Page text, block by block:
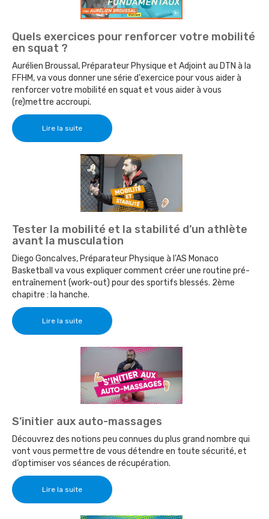
Quels exercices pour renforcer votre mobilité
en squat ?
Aurélien Broussal, Préparateur Physique et Adjoint au DTN à la
FFHM, va vous donner une série d'exercice pour vous aider à
renforcer votre mobilité en squat et vous aider à vous
(re)mettre accroupi.
Lire la suite
Tester la mobilité et la stabilité d’un athlète
avant la musculation
Diego Goncalves, Préparateur Physique à l'AS Monaco
Basketball va vous expliquer comment créer une routine pré-
entraînement (work-out) pour des sportifs blessés. 2ème
chapitre : la hanche.
Lire la suite
S’initier aux auto-massages
Découvrez des notions peu connues du plus grand nombre qui
vont vous permettre de vous détendre en toute sécurité, et
d’optimiser vos séances de récupération.
Lire la suite